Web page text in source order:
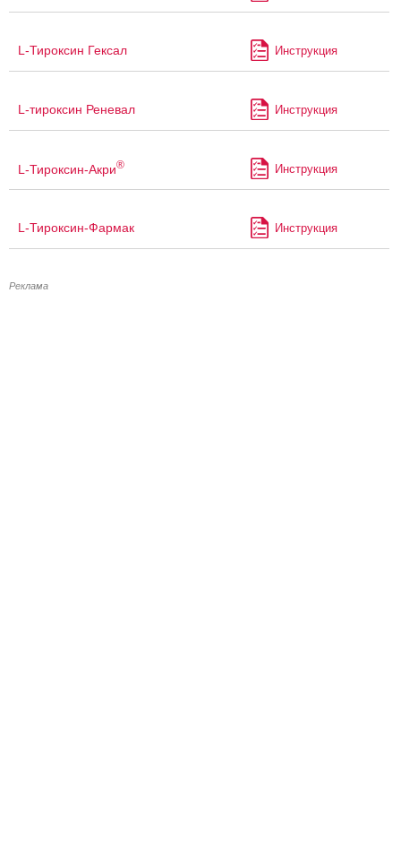
L-Тироксин Гексал Инструкция
L-тироксин Реневал Инструкция
L-Тироксин-Акри® Инструкция
L-Тироксин-Фармак Инструкция
Реклама